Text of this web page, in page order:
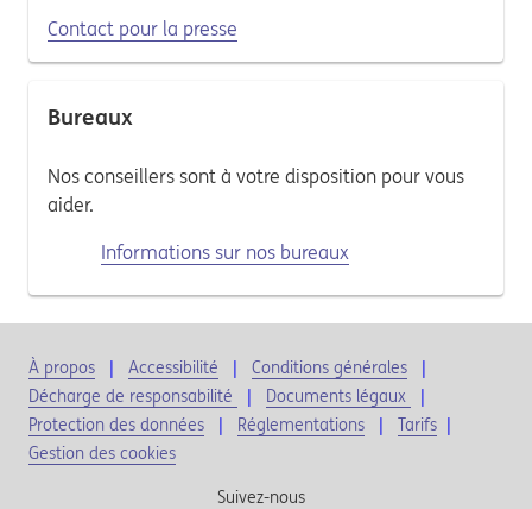
Contact pour la presse
Bureaux
Nos conseillers sont à votre disposition pour vous
aider.
Informations sur nos bureaux
À propos Accessibilité
Conditions générales
Décharge de responsabilité
Documents légaux
Protection des données
Réglementations Tarifs |
Gestion des cookies
Suivez-nous